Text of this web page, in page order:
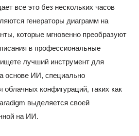
все это без нескольких часов
генераторы диаграмм на
которые мгновенно преобразуют
в профессиональные
лучший инструмент для
основе ИИ, специально
облачных конфигураций, таких как
выделяется своей
на ИИ.